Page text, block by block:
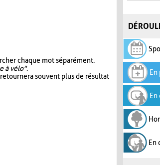
En
En
chaque mot séparément.
à vélo".
souvent plus de résultat